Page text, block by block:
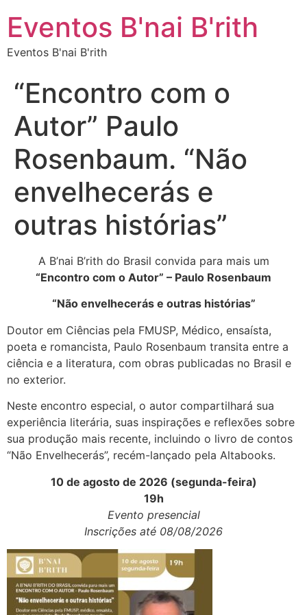
Eventos B'nai B'rith
Eventos B'nai B'rith
“Encontro com o
Autor” Paulo
Rosenbaum. “Não
envelhecerás e
outras histórias”
A B’nai B’rith do Brasil convida para mais um
“Encontro com o Autor” – Paulo Rosenbaum
“Não envelhecerás e outras histórias”
Doutor em Ciências pela FMUSP, Médico, ensaísta,
poeta e romancista, Paulo Rosenbaum transita entre a
ciência e a literatura, com obras publicadas no Brasil e
no exterior.
Neste encontro especial, o autor compartilhará sua
experiência literária, suas inspirações e reflexões sobre
sua produção mais recente, incluindo o livro de contos
“Não Envelhecerás”, recém-lançado pela Altabooks.
10 de agosto de 2026 (segunda-feira)
19h
Evento presencial
Inscrições até 08/08/2026